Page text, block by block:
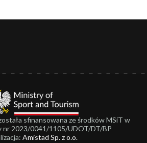
sfinansowana ze środków MSiT w
nr 2023/0041/1105/UDOT/DT/BP
Amistad Sp. z o.o.